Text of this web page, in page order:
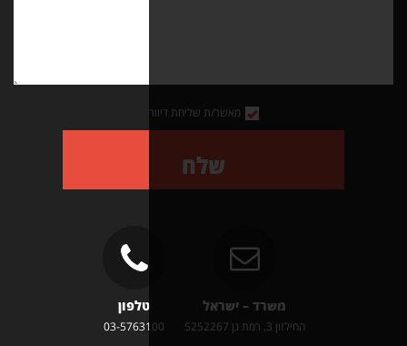
טלפון
03-5763100